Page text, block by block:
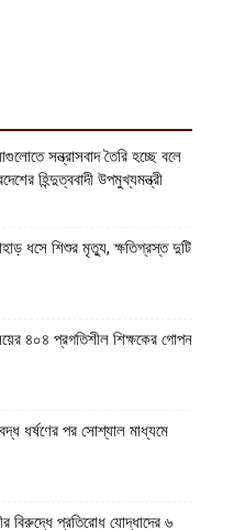
সন্ত্রাসবাদ তৈরি হচ্ছে বলে
হিন্দুত্ববাদী উপমুখ্যমন্ত্রী
ধসে শিশুর মৃত্যু, ক্ষতিগ্রস্ত দুটি
৪০৪ প্রগতিশীল শিক্ষকের গোপন
ধর্ষণের পর সোশ্যাল মাধ্যমে
বিরুদ্ধে প্রতিরোধ যোদ্ধাদের ৬